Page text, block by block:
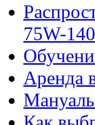
75W-
Аренда